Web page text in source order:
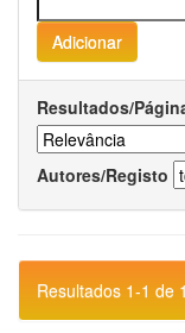
Resultados/
Autores/Registo
Resultados 1-1 de